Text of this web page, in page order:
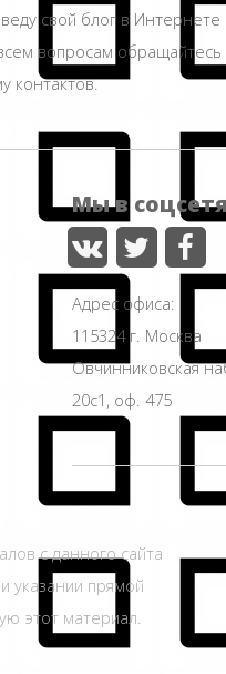
свой блог в Интернете
вопросам
контактов.
Мы в
Адрес офиса:
115324 г. Москва
Овчинниковская
20с1, оф. 475
с данного сайта
указании прямой
этот материал.